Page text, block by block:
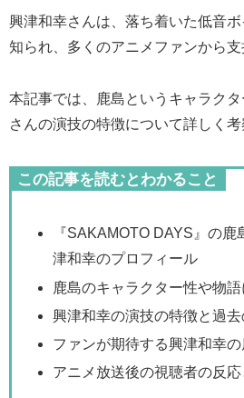
興津和幸さんは、落ち着いた低音
知られ、多くのアニメファンから支
本記事では、鹿島というキャラク
さんの演技の特徴について詳しく考
この記事を読むとわかること
『SAKAMOTO DAYS』の
津和幸のプロフィール
鹿島のキャラクター性や物
興津和幸の演技の特徴と過
ファンが期待する興津和幸
アニメ放送後の視聴者の反応